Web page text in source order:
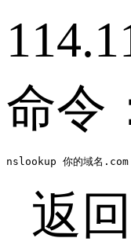
命令
nslookup 你的域名
返